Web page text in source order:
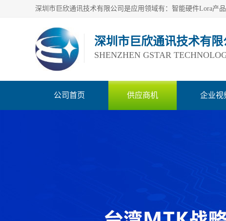
深圳市巨欣通讯技术有限
SHENZHEN GSTAR
公司首页 供应商机 企业视